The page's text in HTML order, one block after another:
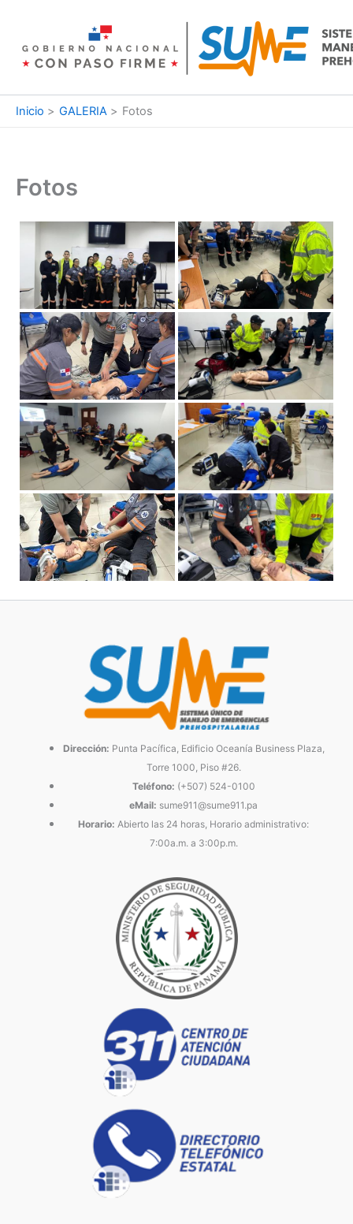
contenido
Inicio GALERIA Fotos
Fotos
Dirección: Punta Pacífica, Edificio Oceanía Business Plaza,
Torre 1000, Piso #26.
Teléfono: (+507) 524-0100
eMail: sume911@sume911.pa
Horario: Abierto las 24 horas, Horario administrativo:
7:00a.m. a 3:00p.m.